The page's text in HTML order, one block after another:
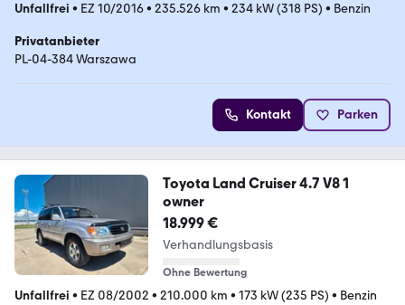
Unfallfrei • EZ 10/2016• 235.526 km • 234 kW (318 PS) • Benzin
Privatanbieter
PL-04-384 Warszawa
Kontakt Parken
Toyota Land Cruiser 4.7 V8 1
owner
18.999 €
Verhandlungsbasis
Ohne Bewertung
Unfallfrei • EZ 08/2002 • 210.000 km • 173 kW (235 PS) • Benzin